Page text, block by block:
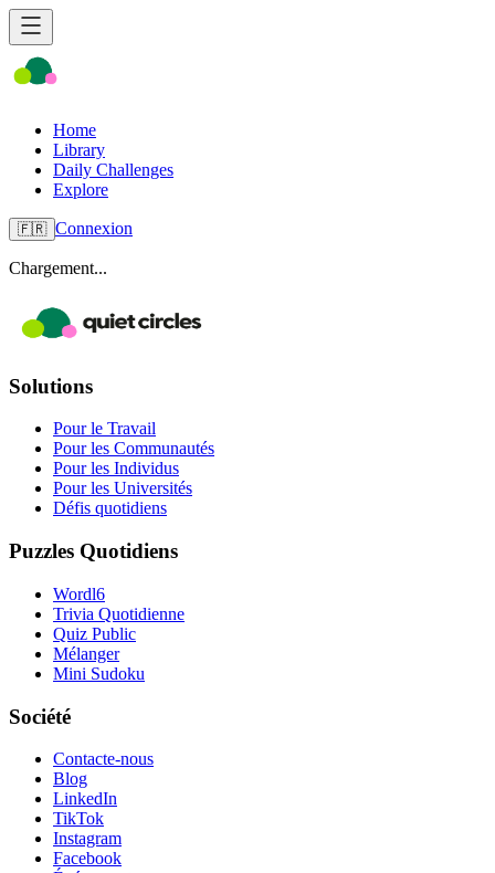
Home
Library
Daily Challenges
Explore
🇫🇷 Connexion
Chargement...
Solutions
Pour le Travail
Pour les Communautés
Pour les Individus
Pour les Universités
Défis quotidiens
Puzzles Quotidiens
Wordl6
Trivia Quotidienne
Quiz Public
Mélanger
Mini Sudoku
Société
Contacte-nous
Blog
LinkedIn
TikTok
Instagram
Facebook